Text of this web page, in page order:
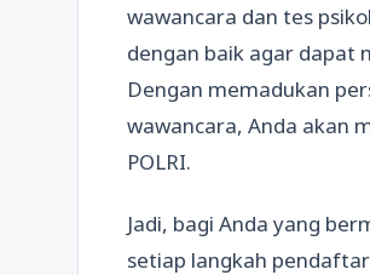
wawancara dan tes
dengan baik agar dapat
Dengan memadukan
wawancara, Anda akan
POLRI.
Jadi, bagi Anda yang
setiap langkah